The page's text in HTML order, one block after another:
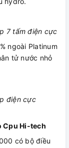
7 tấm điện cực
ngoài Platinum
tử nước nhỏ
điện cực
Cpu Hi-tech
có bộ điều